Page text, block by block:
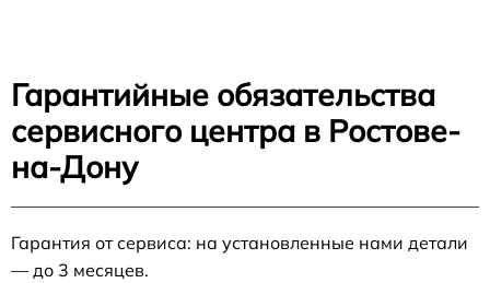
Гарантийные обязательства
сервисного центра в Ростове-
на-Дону
Гарантия от сервиса: на установленные нами детали
— до 3 месяцев.